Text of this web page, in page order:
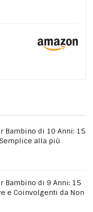
Bambino di 10 Anni: 15
alla più
Bambino di 9 Anni: 15
e Coinvolgenti da Non